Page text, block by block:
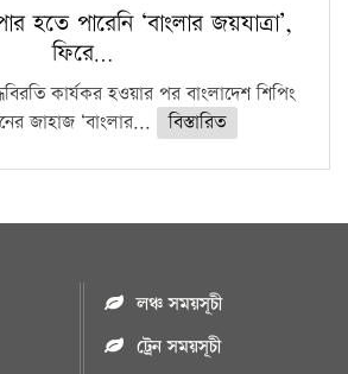
হতে পারেনি ‘বাংলার জয়যাত্রা’,
ফিরে…
কার্যকর হওয়ার পর বাংলাদেশ শিপিং
জাহাজ ‘বাংলার...
বিস্তারিত
লঞ্চ সময়সূচী
ট্রেন সময়সূচী